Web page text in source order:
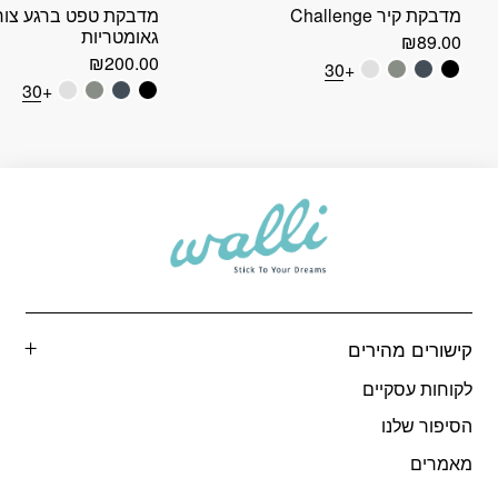
מדבקת קיר Challenge
₪89.00
+30
מדבקת טפט ברגע
גאומטריות
₪200.00
+30
קישורים מהירים
לקוחות עסקיים
הסיפור שלנו
מאמרים